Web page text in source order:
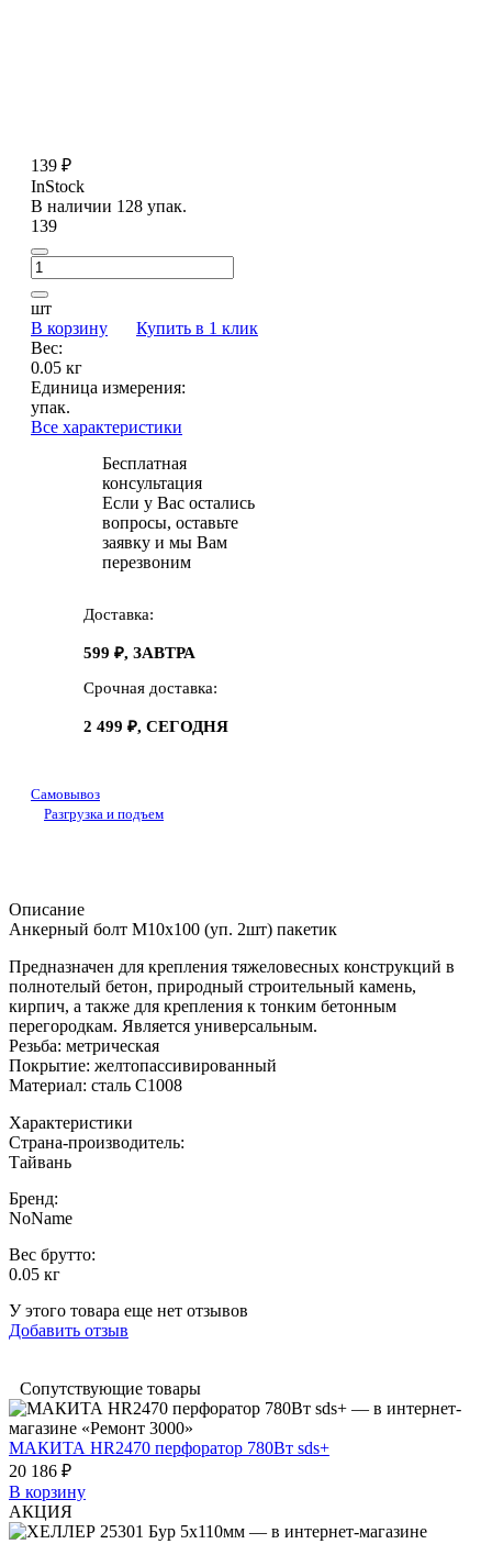
139 ₽
InStock
В наличии 128 упак.
139
шт
В корзину
Купить в 1 клик
Вес:
0.05 кг
Единица измерения:
упак.
Все характеристики
Бесплатная
консультация
Если у Вас остались
вопросы, оставьте
заявку и мы Вам
перезвоним
Доставка:
599 ₽, ЗАВТРА
Срочная доставка:
2 499 ₽, СЕГОДНЯ
Самовывоз
Разгрузка и подъем
Описание
Анкерный болт М10х100 (уп. 2шт) пакетик
Предназначен для крепления тяжеловесных конструкций в
полнотелый бетон, природный строительный камень,
кирпич, а также для крепления к тонким бетонным
перегородкам. Является универсальным.
Резьба: метрическая
Покрытие: желтопассивированный
Материал: сталь С1008
Характеристики
Страна-производитель:
Тайвань
Бренд:
NoName
Вес брутто:
0.05 кг
У этого товара еще нет отзывов
Добавить отзыв
Сопутствующие товары
МАКИТА HR2470 перфоратор 780Вт sds+
20 186 ₽
В корзину
АКЦИЯ